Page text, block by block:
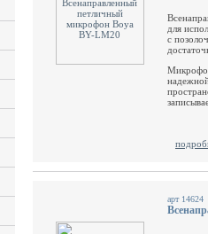
для
с
арт 14624